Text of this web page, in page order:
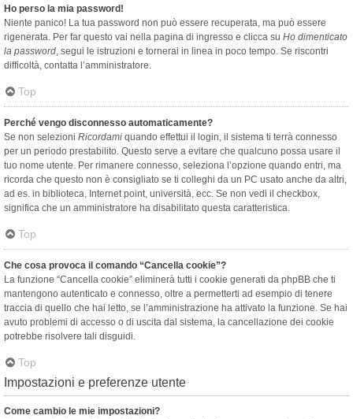
Ho perso la mia password!
Niente panico! La tua password non può essere recuperata, ma può essere
rigenerata. Per far questo vai nella pagina di ingresso e clicca su Ho dimenticato
la password, segui le istruzioni e tornerai in linea in poco tempo. Se riscontri
difficoltà, contatta l’amministratore.
Top
Perché vengo disconnesso automaticamente?
Se non selezioni Ricordami quando effettui il login, il sistema ti terrà connesso
per un periodo prestabilito. Questo serve a evitare che qualcuno possa usare il
tuo nome utente. Per rimanere connesso, seleziona l’opzione quando entri, ma
ricorda che questo non è consigliato se ti colleghi da un PC usato anche da altri,
ad es. in biblioteca, Internet point, università, ecc. Se non vedi il checkbox,
significa che un amministratore ha disabilitato questa caratteristica.
Top
Che cosa provoca il comando “Cancella cookie”?
La funzione “Cancella cookie” eliminerà tutti i cookie generati da phpBB che ti
mantengono autenticato e connesso, oltre a permetterti ad esempio di tenere
traccia di quello che hai letto, se l’amministrazione ha attivato la funzione. Se hai
avuto problemi di accesso o di uscita dal sistema, la cancellazione dei cookie
potrebbe risolvere tali disguidi.
Top
Impostazioni e preferenze utente
Come cambio le mie impostazioni?